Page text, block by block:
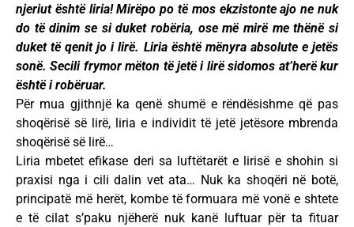
njeriut është liria! Mirëpo po të mos ekzistonte ajo ne nuk
do të dinim se si duket robëria, ose më mirë me thënë si
duket të qenit jo i lirë. Liria është mënyra absolute e jetës
sonë. Secili frymor mëton të jetë i lirë sidomos at’herë kur
është i robëruar.
Për mua gjithnjë ka qenë shumë e rëndësishme që pas
shoqërisë së lirë, liria e individit të jetë jetësore mbrenda
shoqërisë së lirë…
Liria mbetet efikase deri sa luftëtarët e lirisë e shohin si
praxisi nga i cili dalin vet ata… Nuk ka shoqëri në botë,
principatë më herët, kombe të formuara më vonë e shtete
e të cilat s’paku njëherë nuk kanë luftuar për ta fituar